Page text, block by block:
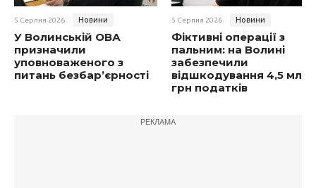
5 Серпня 2026 Новини
У Волинській ОВА
призначили
уповноваженого з
питань безбар’єрності
5 Серпня 2026 Новини
Фіктивні операції з
пальним: на Волині
забезпечили
відшкодування 4,5 млн
грн податків
РЕКЛАМА